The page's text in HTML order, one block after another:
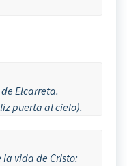
Elcarreta.
puerta al cielo).
vida de Cristo: